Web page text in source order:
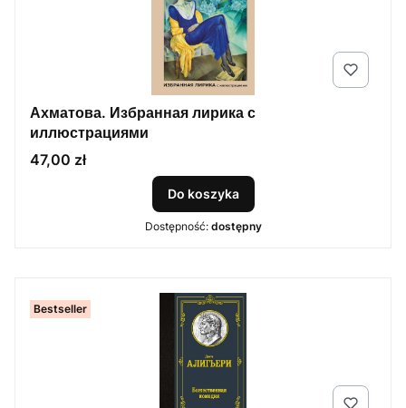
Ахматова. Избранная лирика с
иллюстрациями
Cena
47,00 zł
Do koszyka
Dostępność: dostępny
Bestseller